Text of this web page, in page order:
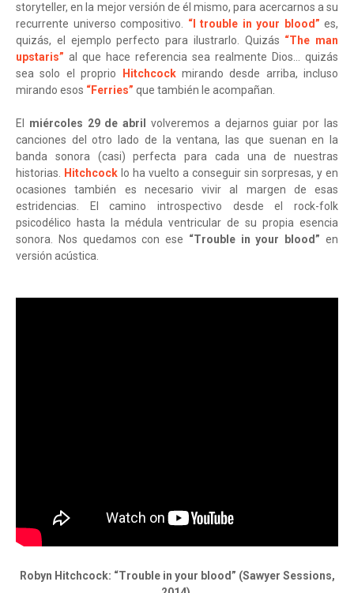
storyteller, en la mejor versión de él mismo, para acercarnos a su
recurrente universo compositivo. “I trouble in your blood” es,
quizás, el ejemplo perfecto para ilustrarlo. Quizás “The man
upstaris” al que hace referencia sea realmente Dios… quizás
sea solo el proprio
Hitchcockmirando desde arriba, incluso
mirando esos “Ferries” que también le acompañan.
El miércoles 29 de abril
volveremos a dejarnos guiar por las
canciones del otro lado de la ventana, las que suenan en la
banda sonora (casi) perfecta para cada una de nuestras
historias. Hitchcock lo ha vuelto a conseguir sin sorpresas, y en
ocasiones también es necesario vivir al margen de esas
estridencias. El camino introspectivo desde el rock-folk
psicodélico hasta la médula ventricular de su propia esencia
sonora. Nos quedamos con ese “Trouble in your blood” en
versión acústica.
Robyn Hitchcock: “Trouble in your blood” (Sawyer Sessions,